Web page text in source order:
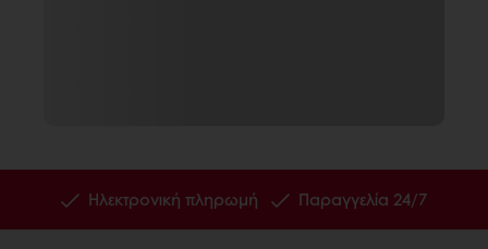
Ηλεκτρονική πληρωμή Παραγγελία 24/7